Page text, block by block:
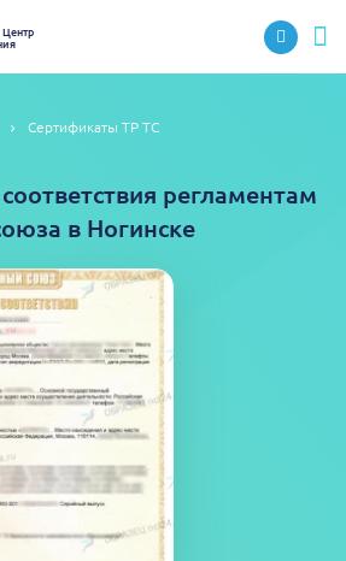
Центр
Сертификаты ТР ТС
регламентам
в Ногинске